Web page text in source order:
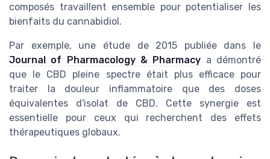
composés travaillent ensemble pour potentialiser les
bienfaits du cannabidiol.
Par exemple, une étude de 2015 publiée dans le
Journal of Pharmacology & Pharmacy a démontré
que le CBD pleine spectre était plus efficace pour
traiter la douleur inflammatoire que des doses
équivalentes d'isolat de CBD. Cette synergie est
essentielle pour ceux qui recherchent des effets
thérapeutiques globaux.